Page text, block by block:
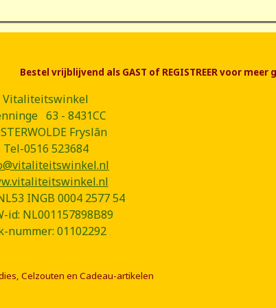
Bestel vrijblijvend als GAST of REGISTREER voor
Vitaliteitswinkel
63 - 8431CC
Fryslân
Tel-0516 523684
INGB 0004 2577 54
id: NL001157898B89
nummer: 01102292
Celzouten en Cadeau-artikelen